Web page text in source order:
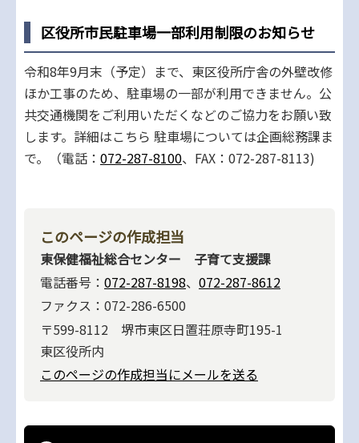
区役所市民駐車場一部利用制限のお知らせ
令和8年9月末（予定）まで、東区役所庁舎の外壁改修
ほか工事のため、駐車場の一部が利用できません。公
共交通機関をご利用いただくなどのご協力をお願い致
します。詳細はこちら 駐車場については企画総務課ま
で。（電話： 072-287-8100、FAX：072-287-8113)
このページの作成担当
東保健福祉総合センター 子育て支援課
電話番号： 072-287-8198、 072-287-8612
ファクス：072-286-6500
〒599-8112 堺市東区日置荘原寺町195-1
東区役所内
このページの作成担当にメールを送る